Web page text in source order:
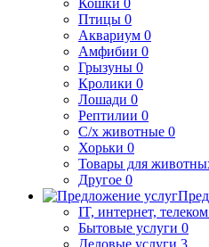
Кошки 0
Птицы 0
Аквариум 0
Амфибии 0
Грызуны 0
Кролики 0
Лошади 0
Рептилии 0
С/х животные 0
Хорьки 0
Товары для
Другое 0
IT, интернет, телеком
Бытовые услуги 0
Деловые услуги 3